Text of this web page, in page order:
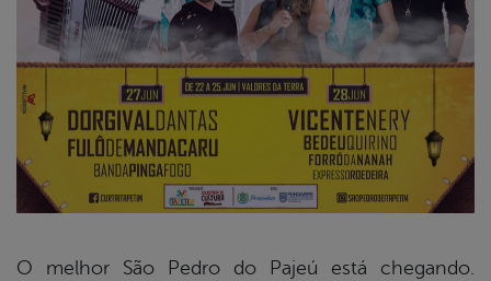
O melhor São Pedro do Pajeú está chegando.